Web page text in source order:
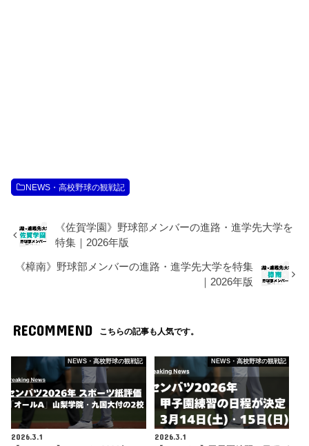
NEWS・高校野球の観戦記
《佐賀学園》野球部メンバーの進路・進学先大学を
特集｜2026年版
《樟南》野球部メンバーの進路・進学先大学を特集
｜2026年版
RECOMMEND こちらの記事も人気です。
NEWS・高校野球の観戦記
2026.3.1
NEWS・高校野球の観戦記
2026.3.1